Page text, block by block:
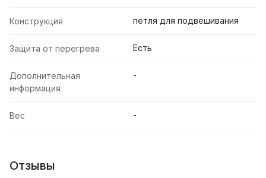
Конструкция петля для подвешивания
Защита от перегрева Есть
Дополнительная
информация
-
Вес -
Отзывы